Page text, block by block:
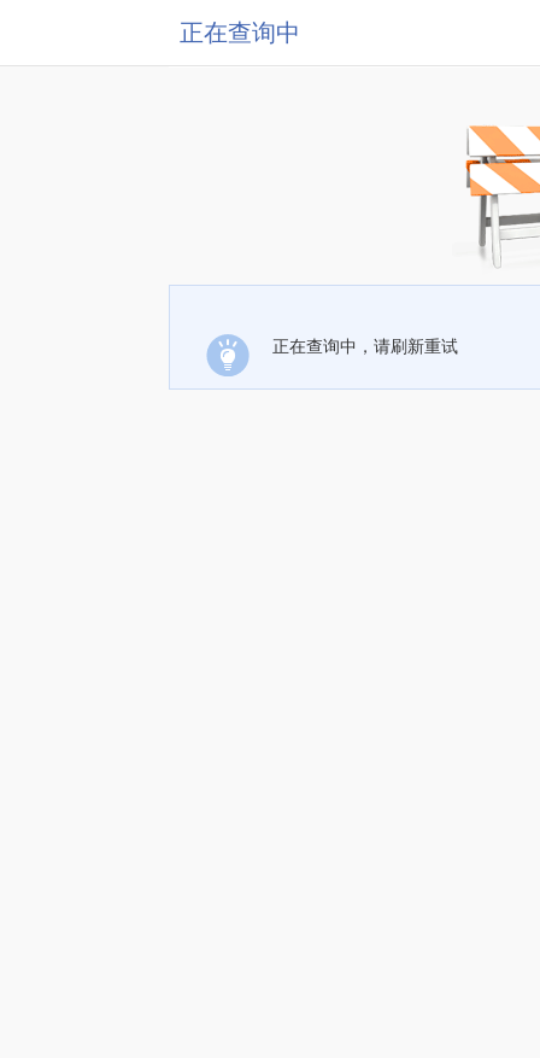
正在查询中
正在查询中，请刷新重试